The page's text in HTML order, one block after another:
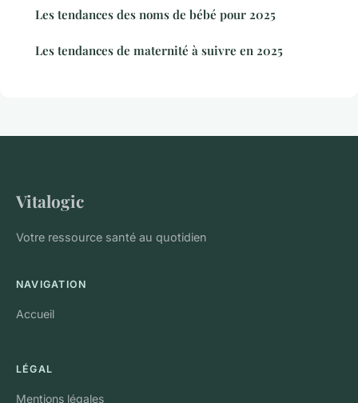
Les tendances des noms de bébé pour 2025
Les tendances de maternité à suivre en 2025
Vitalogic
Votre ressource santé au quotidien
NAVIGATION
Accueil
LÉGAL
Mentions légales